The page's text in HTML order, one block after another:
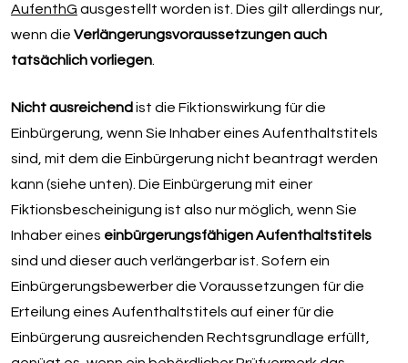
AufenthG ausgestellt worden ist. Dies gilt allerdings nur,
wenn die Verlängerungsvoraussetzungen auch
tatsächlich vorliegen.
Nicht ausreichend ist die Fiktionswirkung für die
Einbürgerung, wenn Sie Inhaber eines Aufenthaltstitels
sind, mit dem die Einbürgerung nicht beantragt werden
kann (siehe unten). Die Einbürgerung mit einer
Fiktionsbescheinigung ist also nur möglich, wenn Sie
Inhaber eines einbürgerungsfähigen Aufenthaltstitels
sind und dieser auch verlängerbar ist. Sofern ein
Einbürgerungsbewerber die Voraussetzungen für die
Erteilung eines Aufenthaltstitels auf einer für die
Einbürgerung ausreichenden Rechtsgrundlage erfüllt,